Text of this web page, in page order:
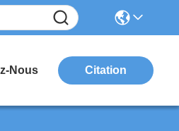
Nous Citation